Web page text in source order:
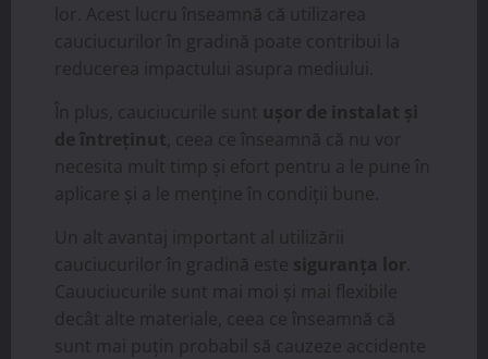
lor. Acest lucru înseamnă că utilizarea
cauciucurilor în gradină poate contribui la
reducerea impactului asupra mediului.
În plus, cauciucurile sunt uşor de instalat și
de întreținut , ceea ce înseamnă că nu vor
necesita mult timp și efort pentru a le pune în
aplicare și a le menține în condiții bune.
Un alt avantaj important al utilizării
cauciucurilor în gradină este siguranța lor
Cauuciucurile sunt mai moi și mai flexibile
decât alte materiale, ceea ce înseamnă că
sunt mai puțin probabil să cauzeze accidente